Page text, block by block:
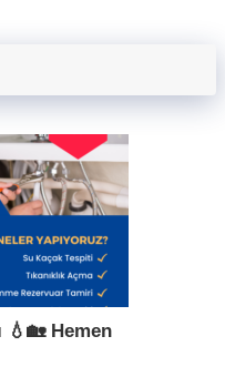
💧🏡 Hemen